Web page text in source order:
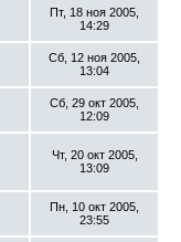
Пт, 18 ноя 2005,
14:29
Сб, 12 ноя 2005,
13:04
Сб, 29 окт 2005,
12:09
Чт, 20 окт 2005,
13:09
Пн, 10 окт 2005,
23:55